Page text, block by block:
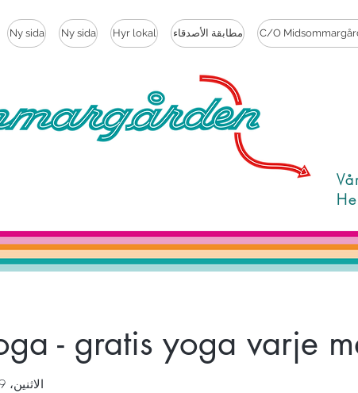
Ny sida Ny sida Hyr lokal مطابقة الأصدقاء C/O
- gratis yoga varje
الاثنين، 29 سبتمبر